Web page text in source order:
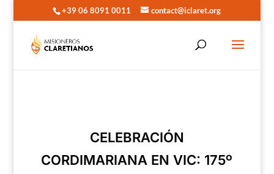
+39 06 8091 0011 contact@iclaret.org
CELEBRACIÓN
CORDIMARIANA EN VIC: 175º